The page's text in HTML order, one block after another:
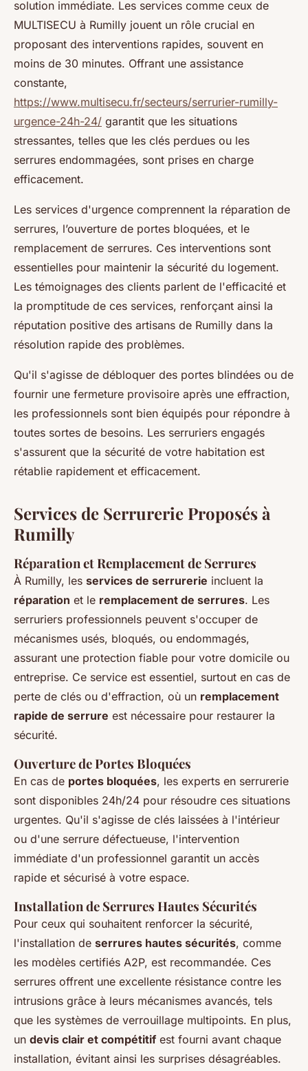
solution immédiate. Les services comme ceux de
MULTISECU à Rumilly jouent un rôle crucial en
proposant des interventions rapides, souvent en
moins de 30 minutes. Offrant une assistance
constante,
https://www.multisecu.fr/secteurs/serrurier-rumilly-
urgence-24h-24/ garantit que les situations
stressantes, telles que les clés perdues ou les
serrures endommagées, sont prises en charge
efficacement.
Les services d'urgence comprennent la réparation de
serrures, l’ouverture de portes bloquées, et le
remplacement de serrures. Ces interventions sont
essentielles pour maintenir la sécurité du logement.
Les témoignages des clients parlent de l'efficacité et
la promptitude de ces services, renforçant ainsi la
réputation positive des artisans de Rumilly dans la
résolution rapide des problèmes.
Qu'il s'agisse de débloquer des portes blindées ou de
fournir une fermeture provisoire après une effraction,
les professionnels sont bien équipés pour répondre à
toutes sortes de besoins. Les serruriers engagés
s'assurent que la sécurité de votre habitation est
rétablie rapidement et efficacement.
Services de Serrurerie Proposés à
Rumilly
Réparation et Remplacement de Serrures
À Rumilly, les services de serrurerie incluent la
réparation et le remplacement de serrures. Les
serruriers professionnels peuvent s'occuper de
mécanismes usés, bloqués, ou endommagés,
assurant une protection fiable pour votre domicile ou
entreprise. Ce service est essentiel, surtout en cas de
perte de clés ou d'effraction, où un remplacement
rapide de serrure est nécessaire pour restaurer la
sécurité.
Ouverture de Portes Bloquées
En cas de portes bloquées, les experts en serrurerie
sont disponibles 24h/24 pour résoudre ces situations
urgentes. Qu'il s'agisse de clés laissées à l'intérieur
ou d'une serrure défectueuse, l'intervention
immédiate d'un professionnel garantit un accès
rapide et sécurisé à votre espace.
Installation de Serrures Hautes Sécurités
Pour ceux qui souhaitent renforcer la sécurité,
l'installation de serrures hautes sécurités, comme
les modèles certifiés A2P, est recommandée. Ces
serrures offrent une excellente résistance contre les
intrusions grâce à leurs mécanismes avancés, tels
que les systèmes de verrouillage multipoints. En plus,
un devis clair et compétitif est fourni avant chaque
installation, évitant ainsi les surprises désagréables.